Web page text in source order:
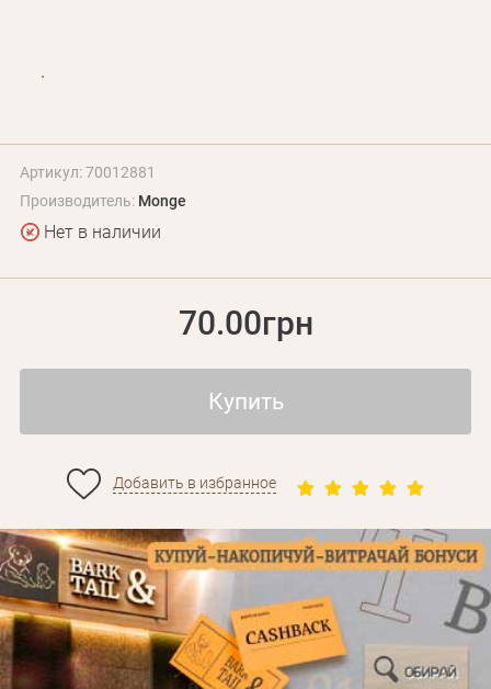
Артикул: 70012881
Производитель: Monge
Нет в наличии
70.00грн
Купить
Добавить в избранное